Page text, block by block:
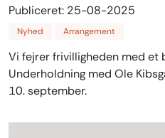
Publiceret: 25-08-2025
Nyhed Arrangement
Vi fejrer frivilligheden med et
Underholdning med Ole
10. september.